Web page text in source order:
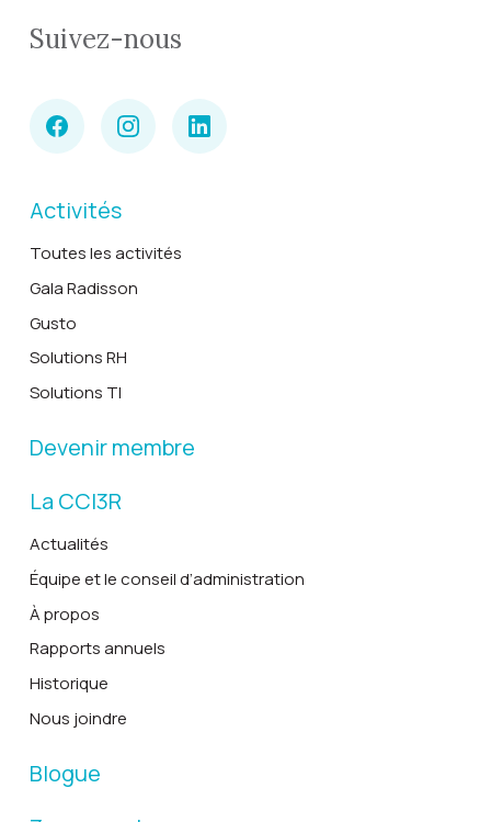
Suivez-nous
Activités
Toutes les activités
Gala Radisson
Gusto
Solutions RH
Solutions TI
Devenir membre
La CCI3R
Actualités
Équipe et le conseil d’administration
À propos
Rapports annuels
Historique
Nous joindre
Blogue